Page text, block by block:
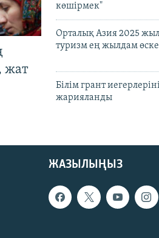
жат
көшірмек"
Орталық Азия 2025
туризм ең жылдам
Білім грант
жарияланды
ЖАЗЫЛЫҢЫЗ